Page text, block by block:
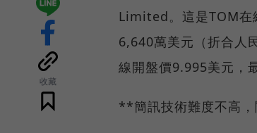
收藏
Limited。這是TOM在
6,640萬美元（折合人
線開盤價9.995美元
**簡訊技術難度不高